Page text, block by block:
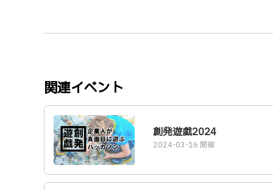
関連イベント
創発遊戯2024
2024-03-16 開催